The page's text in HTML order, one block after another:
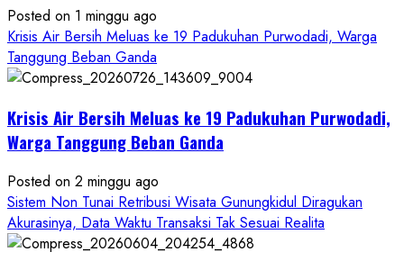
Seret
Oknum
Wartawan
Posted on 1 minggu ago
Krisis Air Bersih Meluas ke 19 Padukuhan Purwodadi, Warga
Tanggung Beban Ganda
Krisis Air Bersih Meluas ke 19 Padukuhan Purwodadi,
Warga Tanggung Beban Ganda
Posted on 2 minggu ago
Sistem Non Tunai Retribusi Wisata Gunungkidul Diragukan
Akurasinya, Data Waktu Transaksi Tak Sesuai Realita